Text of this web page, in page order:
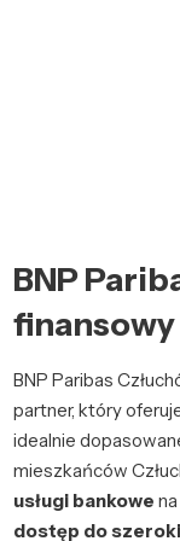
BNP
BNP Paribas
partner, który
idealnie
mieszkańców
usługi bankowe
dostęp do